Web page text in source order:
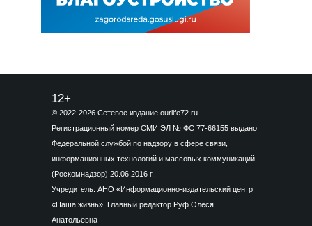
12+
© 2022-2026 Сетевое издание ourlife72.ru
Регистрационный номер СМИ ЭЛ № ФС 77-66155 выдано
Федеральной службой по надзору в сфере связи,
информационных технологий и массовых коммуникаций
(Роскомнадзор) 20.06.2016 г.
Учредитель: АНО «Информационно-издательский центр
«Наша жизнь». Главный редактор Руф Олеся
Анатольевна